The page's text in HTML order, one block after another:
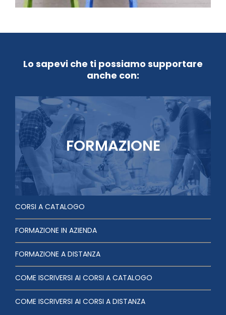
Lo sapevi che ti possiamo supportare
anche con:
FORMAZIONE
CORSI A CATALOGO
FORMAZIONE IN AZIENDA
FORMAZIONE A DISTANZA
COME ISCRIVERSI AI CORSI A CATALOGO
COME ISCRIVERSI AI CORSI A DISTANZA